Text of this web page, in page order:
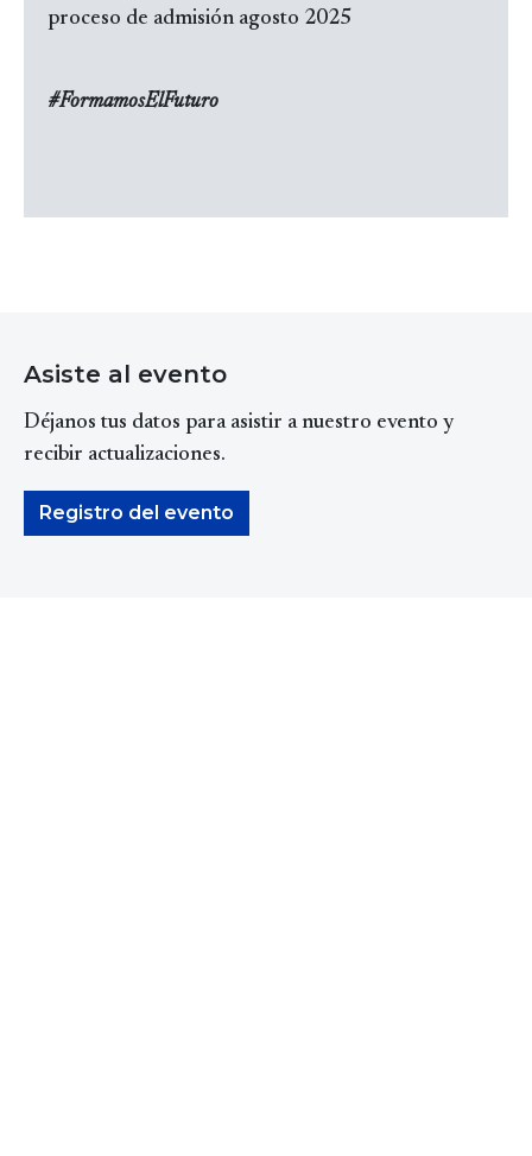
proceso de admisión agosto 2025
#FormamosElFuturo
Asiste al evento
Déjanos tus datos para asistir a nuestro evento y
recibir actualizaciones.
Registro del evento